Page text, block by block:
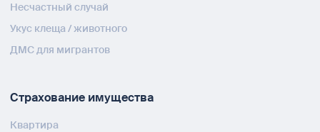
Несчастный случай
Укус клеща / животного
ДМС для мигрантов
Страхование имущества
Квартира